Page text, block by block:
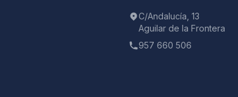
C/Andalucía, 13
Aguilar de la Frontera
957 660 506